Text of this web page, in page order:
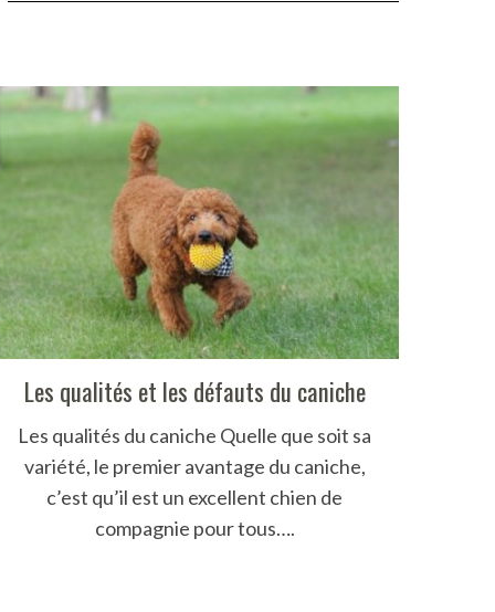
Les qualités et les défauts du caniche
Les qualités du caniche Quelle que soit sa
variété, le premier avantage du caniche,
c’est qu’il est un excellent chien de
compagnie pour tous….